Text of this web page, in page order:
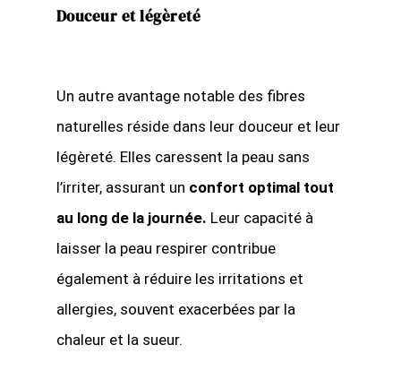
Douceur et légèreté
Un autre avantage notable des fibres
naturelles réside dans leur douceur et leur
légèreté. Elles caressent la peau sans
l’irriter, assurant un confort optimal tout
au long de la journée. Leur capacité à
laisser la peau respirer contribue
également à réduire les irritations et
allergies, souvent exacerbées par la
chaleur et la sueur.